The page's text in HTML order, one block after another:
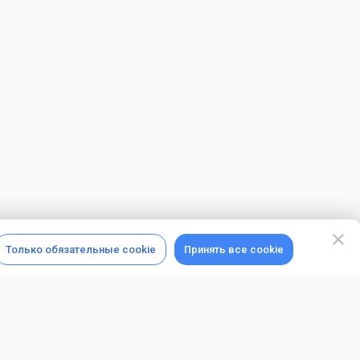
Только обязательные cookie Принять все cookie